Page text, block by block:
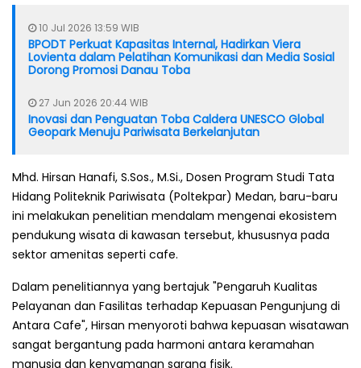
10 Jul 2026 13:59 WIB
BPODT Perkuat Kapasitas Internal, Hadirkan Viera
Lovienta dalam Pelatihan Komunikasi dan Media Sosial
Dorong Promosi Danau Toba
27 Jun 2026 20:44 WIB
Inovasi dan Penguatan Toba Caldera UNESCO Global
Geopark Menuju Pariwisata Berkelanjutan
Mhd. Hirsan Hanafi, S.Sos., M.Si., Dosen Program Studi Tata
Hidang Politeknik Pariwisata (Poltekpar) Medan, baru-baru
ini melakukan penelitian mendalam mengenai ekosistem
pendukung wisata di kawasan tersebut, khususnya pada
sektor amenitas seperti cafe.
Dalam penelitiannya yang bertajuk "Pengaruh Kualitas
Pelayanan dan Fasilitas terhadap Kepuasan Pengunjung di
Antara Cafe", Hirsan menyoroti bahwa kepuasan wisatawan
sangat bergantung pada harmoni antara keramahan
manusia dan kenyamanan sarana fisik.